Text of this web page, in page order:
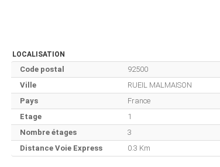
LOCALISATION
Code postal
92500
Ville
RUEIL MALMAISON
Pays
France
Etage
1
Nombre étages
3
Distance Voie Express
0.3 Km